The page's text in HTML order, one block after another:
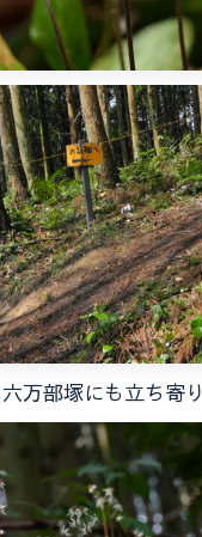
六万部塚にも立ち寄り